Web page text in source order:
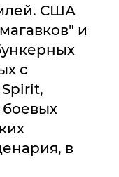
США
и
с
в